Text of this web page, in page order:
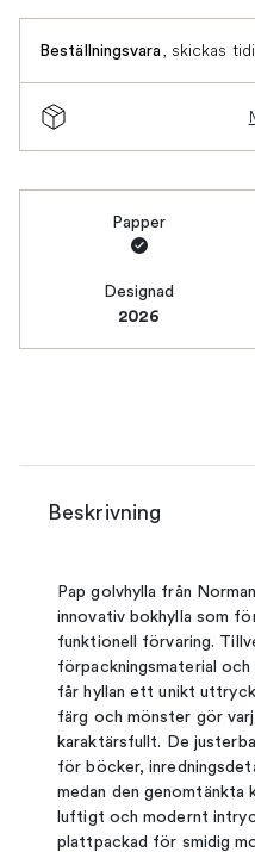
Beställningsvara, skickas
Papper
Designad
2026
Beskrivning
Pap golvhylla från
innovativ bokhylla som
funktionell förvaring.
förpackningsmaterial
får hyllan ett unikt
färg och mönster gör
karaktärsfullt. De
för böcker,
medan den
luftigt och modernt
plattpackad för smidig